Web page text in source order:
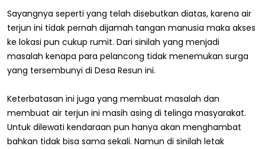
Sayangnya seperti yang telah disebutkan diatas, karena air
terjun ini tidak pernah dijamah tangan manusia maka akses
ke lokasi pun cukup rumit. Dari sinilah yang menjadi
masalah kenapa para pelancong tidak menemukan surga
yang tersembunyi di Desa Resun ini.
Keterbatasan ini juga yang membuat masalah dan
membuat air terjun ini masih asing di telinga masyarakat.
Untuk dilewati kendaraan pun hanya akan menghambat
bahkan tidak bisa sama sekali. Namun di sinilah letak